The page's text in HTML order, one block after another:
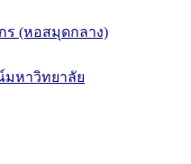
ร (หอสมุดกลาง)
หาวิทยาลัย